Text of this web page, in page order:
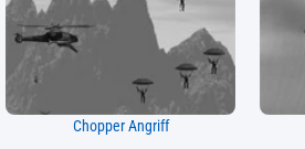
Chopper Angriff